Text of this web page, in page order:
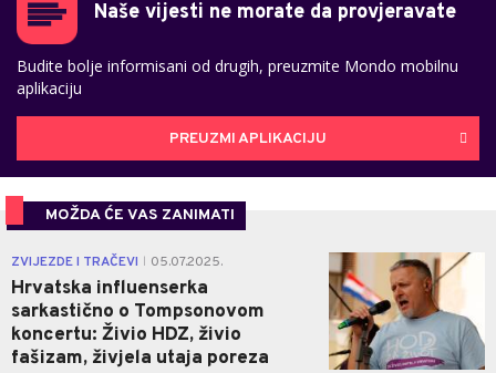
Naše vijesti ne morate da provjeravate
Budite bolje informisani od drugih, preuzmite Mondo mobilnu
aplikaciju
PREUZMI APLIKACIJU
MOŽDA ĆE VAS ZANIMATI
ZVIJEZDE I TRAČEVI 05.07.2025.
Hrvatska influenserka
sarkastično o Tompsonovom
koncertu: Živio HDZ, živio
fašizam, živjela utaja poreza